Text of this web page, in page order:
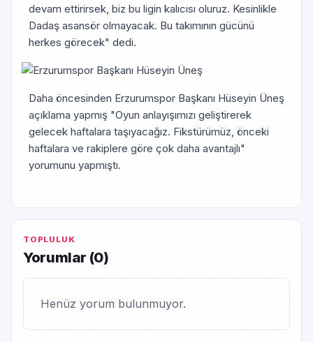
devam ettirirsek, biz bu ligin kalıcısı oluruz. Kesinlikle
Dadaş asansör olmayacak. Bu takımının gücünü
herkes görecek" dedi.
Daha öncesinden Erzurumspor Başkanı Hüseyin Üneş
açıklama yapmış "Oyun anlayışımızı geliştirerek
gelecek haftalara taşıyacağız. Fikstürümüz, önceki
haftalara ve rakiplere göre çok daha avantajlı"
yorumunu yapmıştı.
TOPLULUK
Yorumlar (0)
Henüz yorum bulunmuyor.